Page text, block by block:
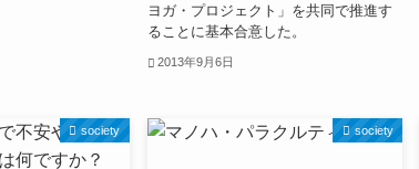
ヨガ・プロジェクト」を共同で推進す
ることに基本合意した。
2013年9月6日
society society